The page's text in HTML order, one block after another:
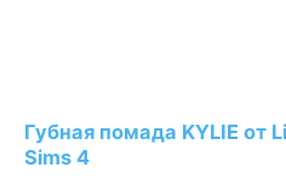
Губная помада KYLIE от
Sims 4